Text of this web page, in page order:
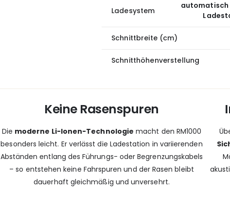
Ladesystem
Schnittbreite (cm)
Schnitthöhenverstellung
Keine Rasenspuren
Die moderne Li-Ionen-Technologie macht den RM1000
besonders leicht. Er verlässt die Ladestation in variierenden
Abständen entlang des Führungs- oder Begrenzungskabels
– so entstehen keine Fahrspuren und der Rasen bleibt
dauerhaft gleichmäßig und unversehrt.